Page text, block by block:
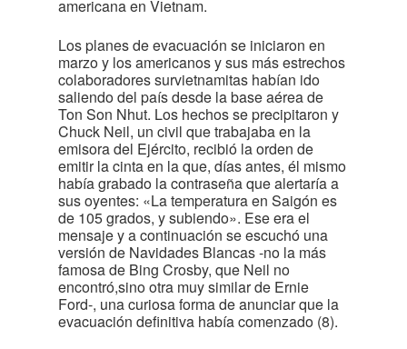
americana en Vietnam.
Los planes de evacuación se iniciaron en
marzo y los americanos y sus más estrechos
colaboradores survietnamitas habían ido
saliendo del país desde la base aérea de
Ton Son Nhut. Los hechos se precipitaron y
Chuck Neil, un civil que trabajaba en la
emisora del Ejército, recibió la orden de
emitir la cinta en la que, días antes, él mismo
había grabado la contraseña que alertaría a
sus oyentes: «La temperatura en Saigón es
de 105 grados, y subiendo». Ese era el
mensaje y a continuación se escuchó una
versión de Navidades Blancas -no la más
famosa de Bing Crosby, que Neil no
encontró,sino otra muy similar de Ernie
Ford-, una curiosa forma de anunciar que la
evacuación definitiva había comenzado (8).